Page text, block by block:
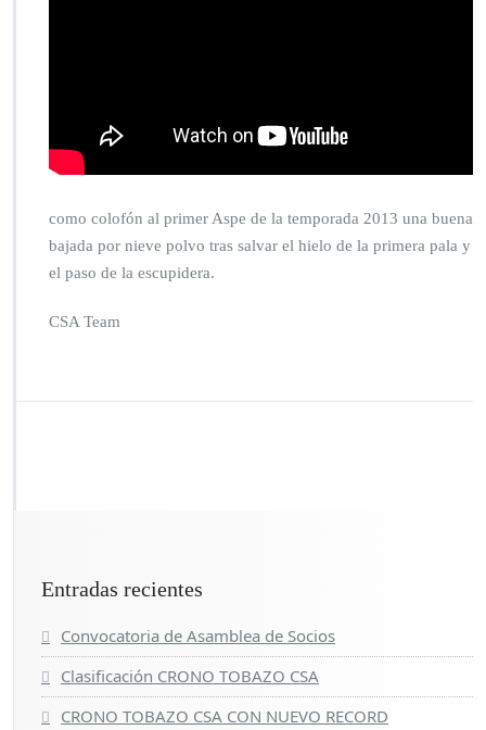
como colofón al primer Aspe de la temporada 2013 una buena
bajada por nieve polvo tras salvar el hielo de la primera pala y
el paso de la escupidera.
CSA Team
Entradas recientes
Convocatoria de Asamblea de Socios
Clasificación CRONO TOBAZO CSA
CRONO TOBAZO CSA CON NUEVO RECORD